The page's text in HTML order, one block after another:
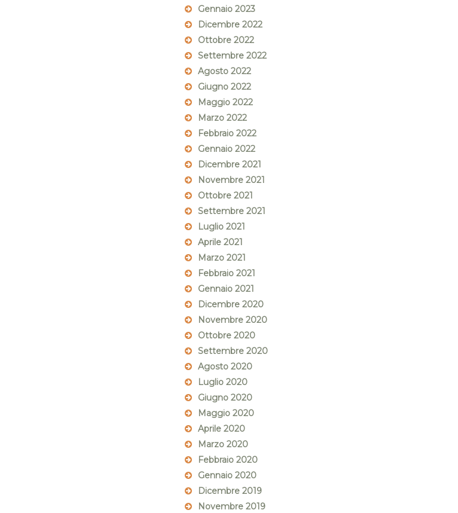
Gennaio 2023
Dicembre 2022
Ottobre 2022
Settembre 2022
Agosto 2022
Giugno 2022
Maggio 2022
Marzo 2022
Febbraio 2022
Gennaio 2022
Dicembre 2021
Novembre 2021
Ottobre 2021
Settembre 2021
Luglio 2021
Aprile 2021
Marzo 2021
Febbraio 2021
Gennaio 2021
Dicembre 2020
Novembre 2020
Ottobre 2020
Settembre 2020
Agosto 2020
Luglio 2020
Giugno 2020
Maggio 2020
Aprile 2020
Marzo 2020
Febbraio 2020
Gennaio 2020
Dicembre 2019
Novembre 2019